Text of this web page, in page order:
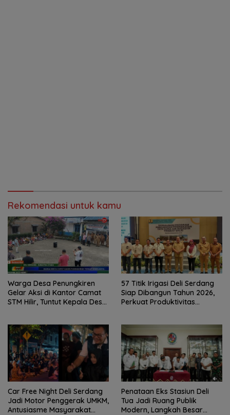
Rekomendasi untuk kamu
Warga Desa Penungkiren
Gelar Aksi di Kantor Camat
STM Hilir, Tuntut Kepala Desa
57 Titik Irigasi Deli Serdang
Siap Dibangun Tahun 2026,
Perkuat Produktivitas
Car Free Night Deli Serdang
Jadi Motor Penggerak UMKM,
Antusiasme Masyarakat
Penataan Eks Stasiun Deli
Tua Jadi Ruang Publik
Modern, Langkah Besar